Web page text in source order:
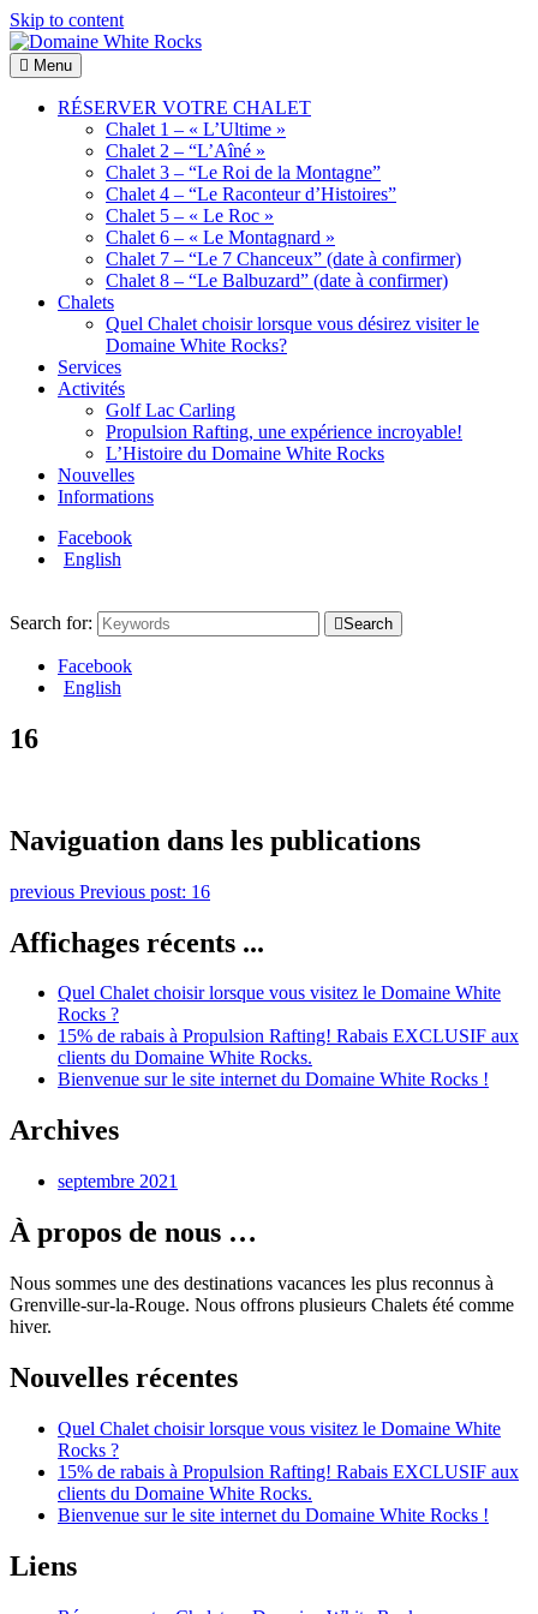
Skip to content
Domaine
White
Location
Menu
RÉSERVER VOTRE CHALET
Chalet 1 – « L’Ultime »
Chalet 2 – “L’Aîné »
Chalet 3 – “Le Roi de la Montagne”
Chalet 4 – “Le Raconteur d’Histoires”
Chalet 5 – « Le Roc »
Chalet 6 – « Le Montagnard »
Chalet 7 – “Le 7 Chanceux” (date à confirmer)
Chalet 8 – “Le Balbuzard” (date à confirmer)
Chalets
Quel Chalet choisir lorsque vous désirez visiter le
Domaine White Rocks?
Services
Activités
Golf Lac Carling
Propulsion Rafting, une expérience incroyable!
L’Histoire du Domaine White Rocks
Nouvelles
Informations
Facebook
English
Search for: Search
Facebook
English
16
Naviguation dans les publications
previous Previous post: 16
Affichages récents ...
Quel Chalet choisir lorsque vous visitez le Domaine White
Rocks ?
15% de rabais à Propulsion Rafting! Rabais EXCLUSIF aux
clients du Domaine White Rocks.
Bienvenue sur le site internet du Domaine White Rocks !
Archives
septembre 2021
À propos de nous …
Nous sommes une des destinations vacances les plus reconnus à
Grenville-sur-la-Rouge. Nous offrons plusieurs Chalets été comme
hiver.
Nouvelles récentes
Quel Chalet choisir lorsque vous visitez le Domaine White
Rocks ?
15% de rabais à Propulsion Rafting! Rabais EXCLUSIF aux
clients du Domaine White Rocks.
Bienvenue sur le site internet du Domaine White Rocks !
Liens